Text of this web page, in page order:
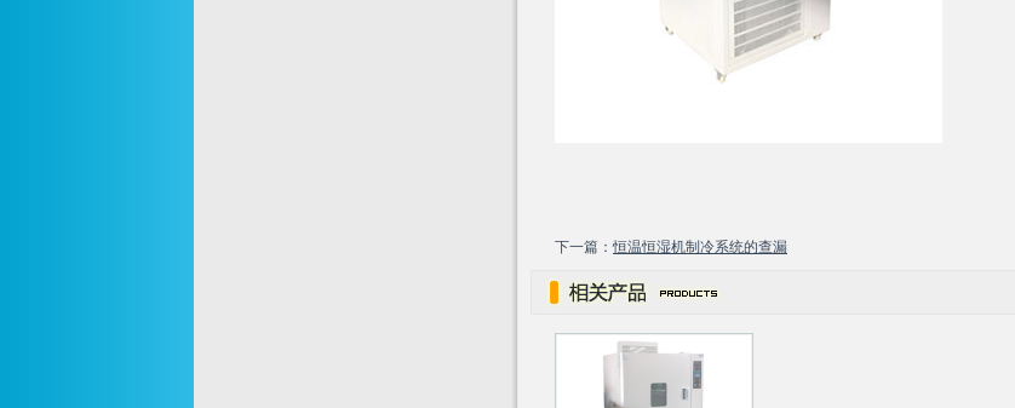
下一篇：恒温恒湿机制冷系统的查漏